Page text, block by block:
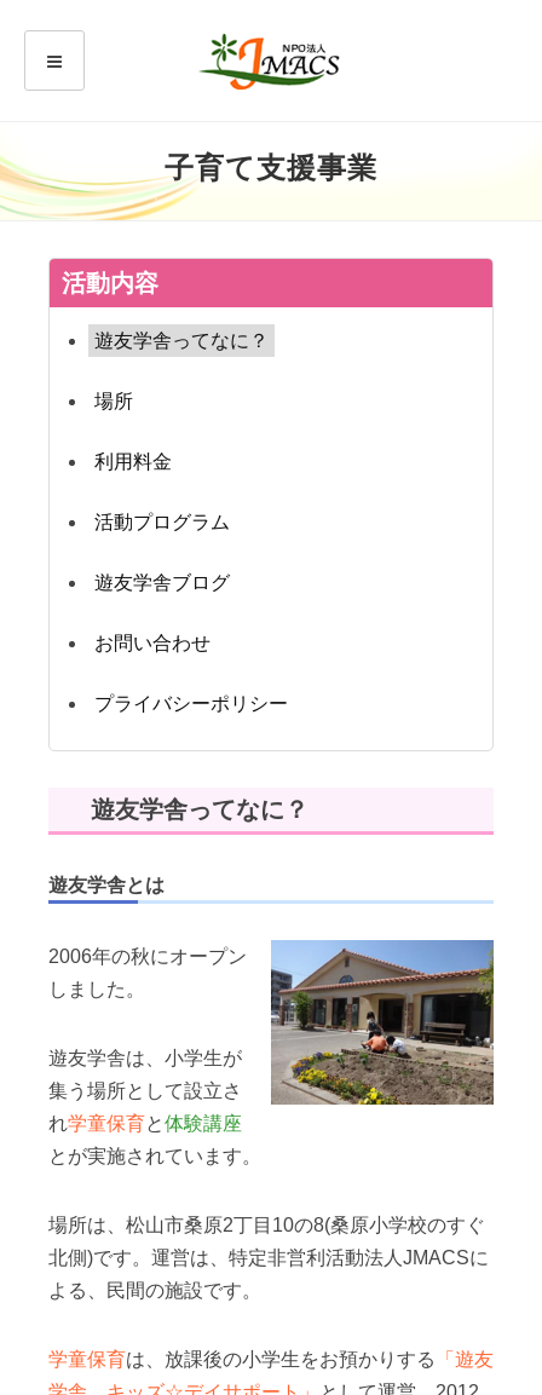
子育て支援事業
活動内容
遊友学舎ってなに？
場所
利用料金
活動プログラム
遊友学舎ブログ
お問い合わせ
プライバシーポリシー
遊友学舎ってなに？
遊友学舎とは
2006年の秋にオープン
しました。
遊友学舎は、小学生が
集う場所として設立さ
れ学童保育と体験講座
とが実施されています。
場所は、松山市桑原2丁目10の8(桑原小学校のすぐ
北側)です。運営は、特定非営利活動法人JMACSに
よる、民間の施設です。
学童保育は、放課後の小学生をお預かりする
「遊友